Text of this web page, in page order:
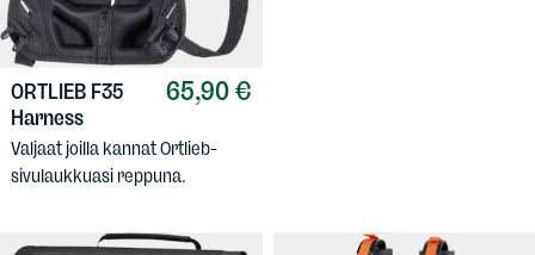
65,90 €
ORTLIEB F35
Harness
Valjaat joilla kannat Ortlieb-
sivulaukkuasi reppuna.